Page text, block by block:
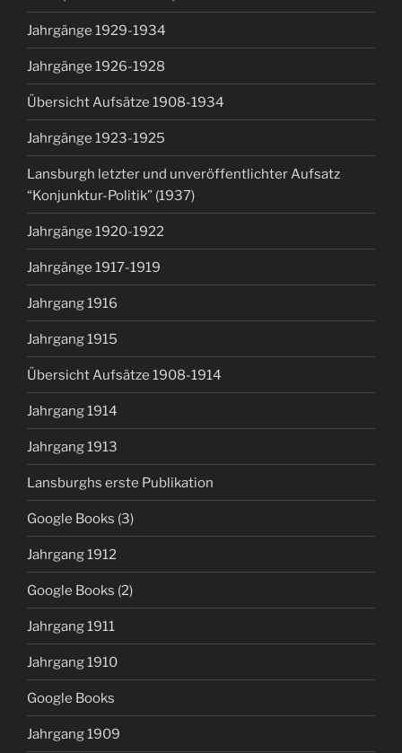
Jahrgänge 1929-1934
Jahrgänge 1926-1928
Übersicht Aufsätze 1908-1934
Jahrgänge 1923-1925
Lansburgh letzter und unveröffentlichter Aufsatz
“Konjunktur-Politik” (1937)
Jahrgänge 1920-1922
Jahrgänge 1917-1919
Jahrgang 1916
Jahrgang 1915
Übersicht Aufsätze 1908-1914
Jahrgang 1914
Jahrgang 1913
Lansburghs erste Publikation
Google Books (3)
Jahrgang 1912
Google Books (2)
Jahrgang 1911
Jahrgang 1910
Google Books
Jahrgang 1909